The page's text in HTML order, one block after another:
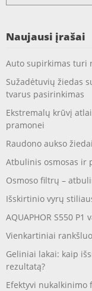
Naujausi įrašai
Auto supirkimas turi
Sužadėtuvių žiedas
tvarus pasirinkimas
Ekstremalų krūvį
pramonei
Raudono aukso
Atbulinis osmosas ir
Osmoso filtrų –
Išskirtinio vyrų
AQUAPHOR S550
Vienkartiniai
Geliniai lakai: kaip
rezultatą?
Efektyvi nukalkinimo